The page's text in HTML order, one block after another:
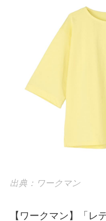
出典：ワークマン
【ワークマン】「レ